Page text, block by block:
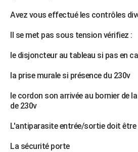
Avez vous effectué les contrôles
Il se met pas sous tension vérifiez :
le disjoncteur au tableau si pas en
la prise murale si présence du 230v
le cordon son arrivée au bornier de
de 230v
L'antiparasite entrée/sortie doit être
La sécurité porte